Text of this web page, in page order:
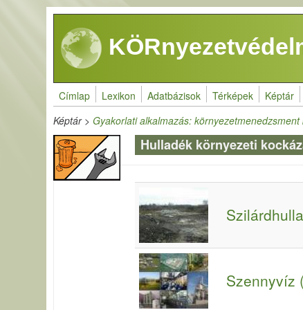
Ugrás a tartalomra
Címlap Lexikon Adatbázisok Térképek Képtár
Képtár>Gyakorlati alkalmazás: környezetmenedzsment
Hulladék környezeti
Szennyvíz